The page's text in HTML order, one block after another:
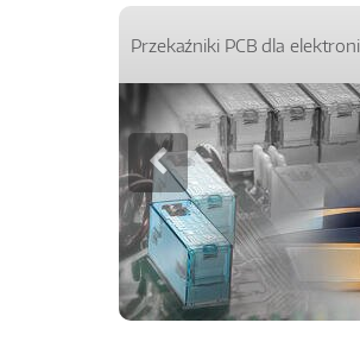
Przekaźniki PCB dla